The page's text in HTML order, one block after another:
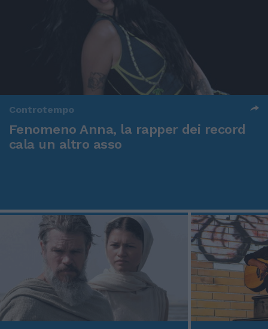
Controtempo
Fenomeno Anna, la rapper dei record
cala un altro asso